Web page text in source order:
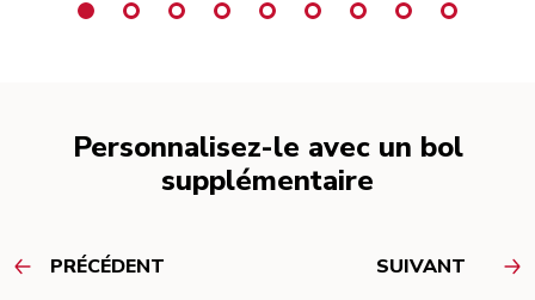
Personnalisez-le avec un bol
supplémentaire
PRÉCÉDENT SUIVANT